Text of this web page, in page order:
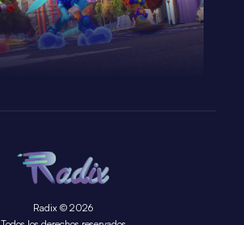
Radix © 2026